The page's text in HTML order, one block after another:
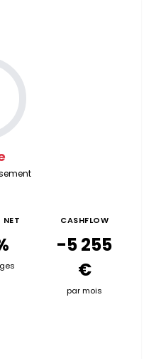
NET CASHFLOW
-5 255
€
par mois